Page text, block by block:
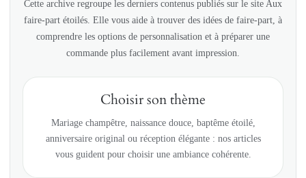
Cette archive regroupe les derniers contenus publiés sur le site Aux
faire-part étoilés. Elle vous aide à trouver des idées de faire-part, à
comprendre les options de personnalisation et à préparer une
commande plus facilement avant impression.
Choisir son thème
Mariage champêtre, naissance douce, baptême étoilé,
anniversaire original ou réception élégante : nos articles
vous guident pour choisir une ambiance cohérente.